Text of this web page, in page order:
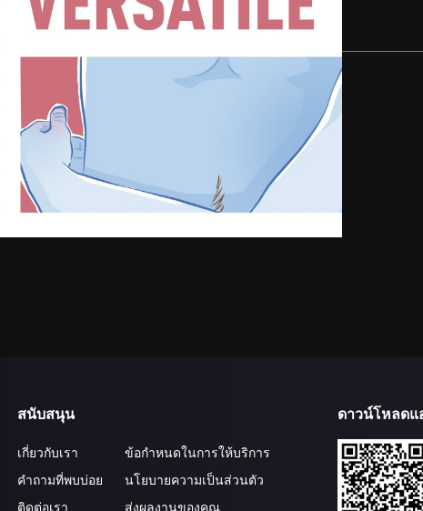
สนับสนุน
เกี่ยวกับเรา
คำถามที่พบบ่อย
ติดต่อเรา
ข้อกำหนดในการให้บริการ
นโยบายความเป็นส่วนตัว
ส่งผลงานของคุณ
ดาวน์โหลดแ